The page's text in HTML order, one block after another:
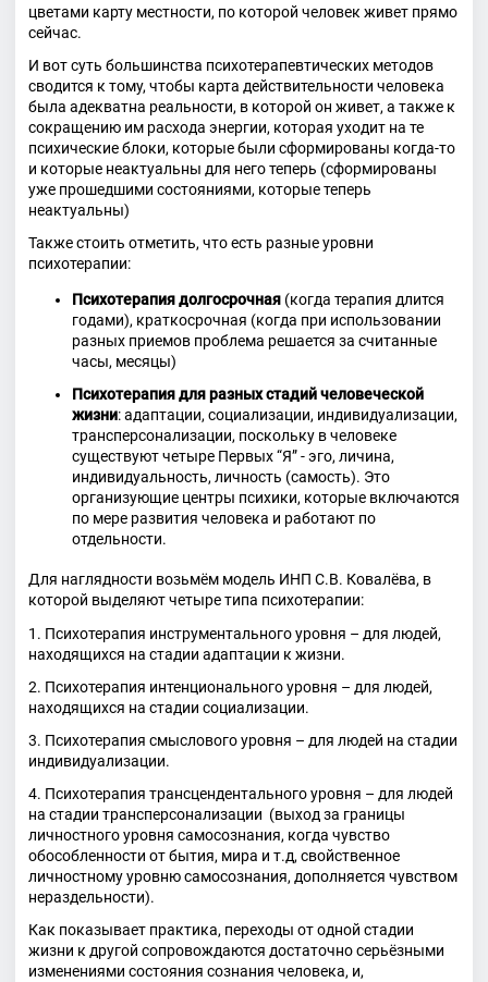
цветами карту местности, по которой человек живет прямо
сейчас.
И вот суть большинства психотерапевтических методов
сводится к тому, чтобы карта действительности человека
была адекватна реальности, в которой он живет, а также к
сокращению им расхода энергии, которая уходит на те
психические блоки, которые были сформированы когда-то
и которые неактуальны для него теперь (сформированы
уже прошедшими состояниями, которые теперь
неактуальны)
Также стоить отметить, что есть разные уровни
психотерапии:
Психотерапия долгосрочная (когда терапия длится
годами), краткосрочная (когда при использовании
разных приемов проблема решается за считанные
часы, месяцы)
Психотерапия для разных стадий человеческой
жизни: адаптации, социализации, индивидуализации,
трансперсонализации, поскольку в человеке
существуют четыре Первых “Я” - эго, личина,
индивидуальность, личность (самость). Это
организующие центры психики, которые включаются
по мере развития человека и работают по
отдельности.
Для наглядности возьмём модель ИНП С.В. Ковалёва, в
которой выделяют четыре типа психотерапии:
1. Психотерапия инструментального уровня – для людей,
находящихся на стадии адаптации к жизни.
2. Психотерапия интенционального уровня – для людей,
находящихся на стадии социализации.
3. Психотерапия смыслового уровня – для людей на стадии
индивидуализации.
4. Психотерапия трансцендентального уровня – для людей
на стадии трансперсонализации (выход за границы
личностного уровня самосознания, когда чувство
обособленности от бытия, мира и т.д, свойственное
личностному уровню самосознания, дополняется чувством
нераздельности).
Как показывает практика, переходы от одной стадии
жизни к другой сопровождаются достаточно серьёзными
изменениями состояния сознания человека, и,